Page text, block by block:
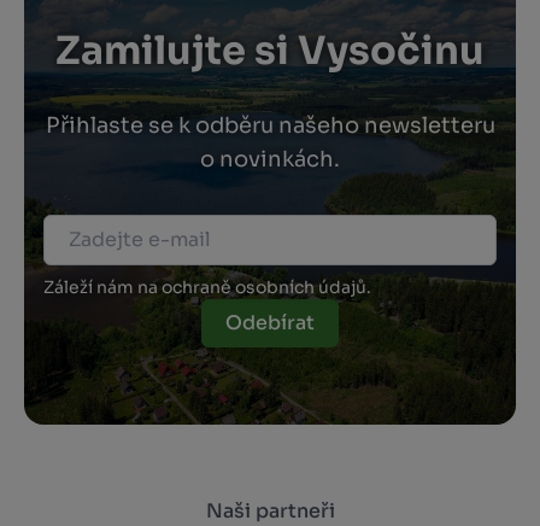
Zamilujte si Vysočinu
Přihlaste se k odběru našeho newsletteru
o novinkách.
Záleží nám na ochraně osobních údajů.
Odebírat
Naši partneři